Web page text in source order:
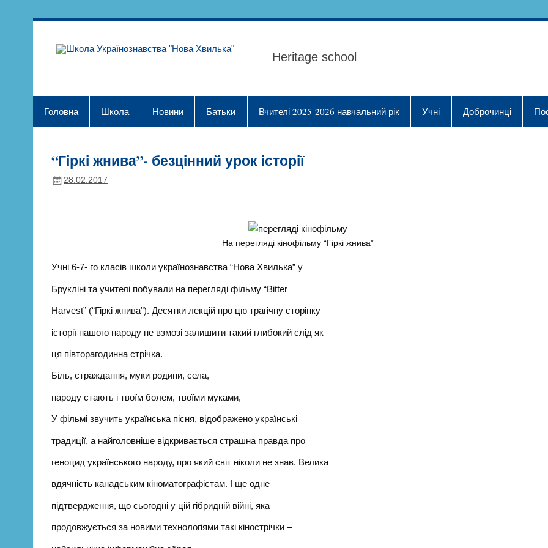
Школа Українознавства
Heritage school
Головна Школа Новини Батьки Вчителі 2025-2026 навчальний рік Учні Доброчинці
“Гіркі жнива”- безцінний урок історії
28.02.2017
На перегляді кінофільму “Гіркі жнива”
Учні 6-7- го класів школи українознавства “Нова Хвилька” у
Брукліні та учителі побували на перегляді фільму “Bitter
Harvest” (“Гіркі жнива”). Десятки лекцій про цю трагічну сторінку
історії нашого народу не взмозі залишити такий глибокий слід як
ця півторагодинна стрічка.
Біль, страждання, муки родини, села,
народу стають і твоїм болем, твоїми муками,
У фільмі звучить українська пісня, відображено українські
традиції, а найголовніше відкривається страшна правда про
геноцид українського народу, про який світ ніколи не знав. Велика
вдячність канадським кіноматографістам. І ще одне
підтвердження, що сьогодні у цій гібридній війні, яка
продовжується за новими технологіями такі кінострічки –